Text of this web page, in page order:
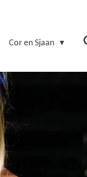
Cor en Sjaan